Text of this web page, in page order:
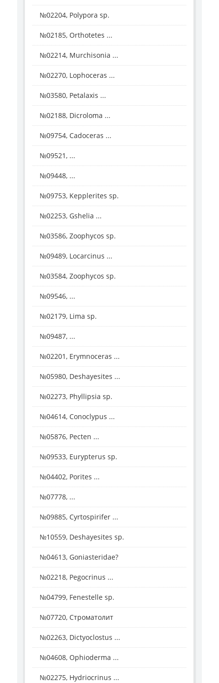
№02204, Polypora sp.
№02185, Orthotetes ...
№02214, Murchisonia ...
№02270, Lophoceras ...
№03580, Petalaxis ...
№02188, Dicroloma ...
№09754, Cadoceras ...
№09521, ...
№09448, ...
№09753, Kepplerites sp.
№02253, Gshelia ...
№03586, Zoophycos sp.
№09489, Locarcinus ...
№03584, Zoophycos sp.
№09546, ...
№02179, Lima sp.
№09487, ...
№02201, Erymnoceras ...
№05980, Deshayesites ...
№02273, Phyllipsia sp.
№04614, Conoclypus ...
№05876, Pecten ...
№09533, Eurypterus sp.
№04402, Porites ...
№07778, ...
№09885, Cyrtospirifer ...
№10559, Deshayesites sp.
№04613, Goniasteridae?
№02218, Pegocrinus ...
№04799, Fenestelle sp.
№07720, Строматолит
№02263, Dictyoclostus ...
№04608, Ophioderma ...
№02275, Hydriocrinus ...